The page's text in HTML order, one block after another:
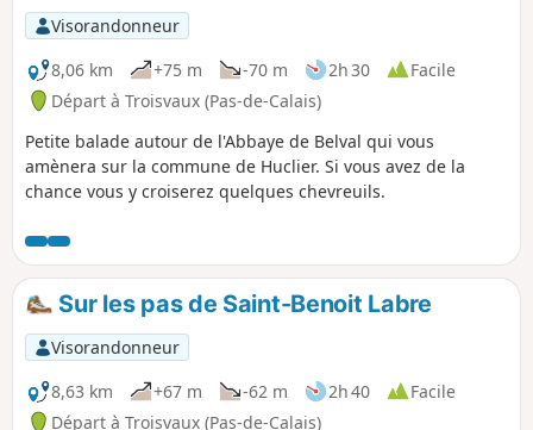
Visorandonneur
8,06 km
+75 m -70 m 2h 30
Facile
Départ à Troisvaux (Pas-de-Calais)
Petite balade autour de l'Abbaye de Belval qui vous
amènera sur la commune de Huclier. Si vous avez de la
chance vous y croiserez quelques chevreuils.
Sur les pas de Saint-Benoit Labre
Visorandonneur
8,63 km
+67 m -62 m 2h 40
Facile
Départ à Troisvaux (Pas-de-Calais)